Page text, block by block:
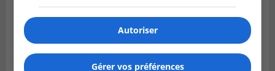
Autoriser
Gérer vos préférences